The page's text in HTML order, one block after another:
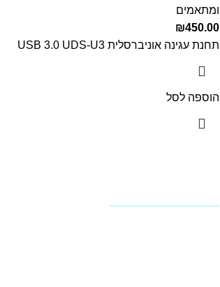
ומתאמים
₪450.00
תחנת עגינה אוניברסלית USB 3.0 UDS-U3
הוספה לסל